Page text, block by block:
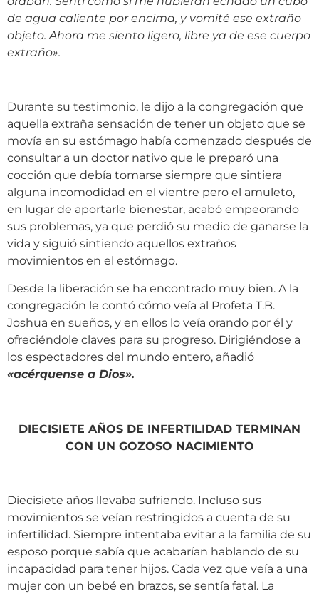
de agua caliente por encima, y vomité ese extraño
objeto. Ahora me siento ligero, libre ya de ese cuerpo
extraño».
Durante su testimonio, le dijo a la congregación que
aquella extraña sensación de tener un objeto que se
movía en su estómago había comenzado después de
consultar a un doctor nativo que le preparó una
cocción que debía tomarse siempre que sintiera
alguna incomodidad en el vientre pero el amuleto,
en lugar de aportarle bienestar, acabó empeorando
sus problemas, ya que perdió su medio de ganarse la
vida y siguió sintiendo aquellos extraños
movimientos en el estómago.
Desde la liberación se ha encontrado muy bien. A la
congregación le contó cómo veía al Profeta T.B.
Joshua en sueños, y en ellos lo veía orando por él y
ofreciéndole claves para su progreso. Dirigiéndose a
los espectadores del mundo entero, añadió
«acérquense a Dios».
DIECISIETE AÑOS DE INFERTILIDAD TERMINAN
CON UN GOZOSO NACIMIENTO
Diecisiete años llevaba sufriendo. Incluso sus
movimientos se veían restringidos a cuenta de su
infertilidad. Siempre intentaba evitar a la familia de su
esposo porque sabía que acabarían hablando de su
incapacidad para tener hijos. Cada vez que veía a una
mujer con un bebé en brazos, se sentía fatal. La